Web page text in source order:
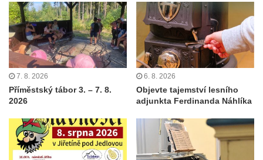
7. 8. 2026
Příměstský tábor 3. – 7. 8.
2026
6. 8. 2026
Objevte tajemství lesního
adjunkta Ferdinanda Náhlíka